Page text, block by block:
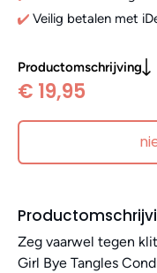
Veilig betalen met
Productomschrijving
€ 19,95
Zeg vaarwel tegen
Girl Bye Tangles